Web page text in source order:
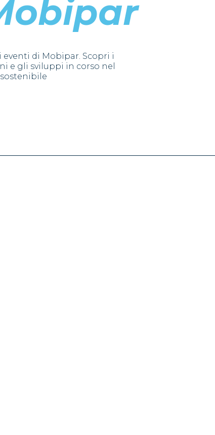
di Mobipar. Scopri i
e gli sviluppi in corso nel